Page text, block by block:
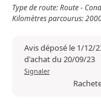
Type de route: Route -
Kilomètres parcourus:
Avis déposé le 1/12/
d'achat du 20/09/23
Signaler